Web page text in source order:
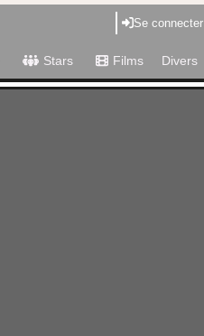
Se connecter
Stars Films Divers